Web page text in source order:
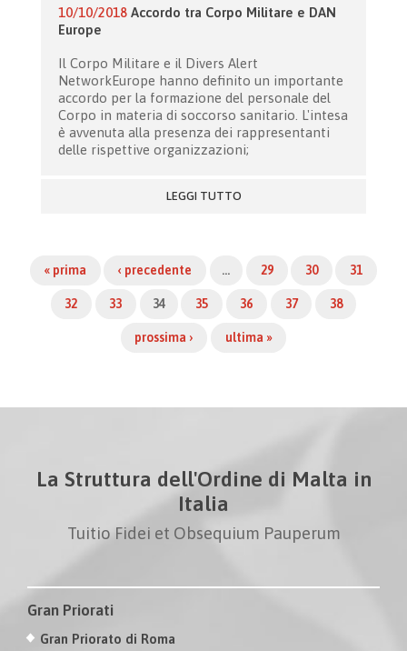
10/10/2018 Accordo tra Corpo Militare e DAN
Europe
Il Corpo Militare e il Divers Alert
NetworkEurope hanno definito un importante
accordo per la formazione del personale del
Corpo in materia di soccorso sanitario. L'intesa
è avvenuta alla presenza dei rappresentanti
delle rispettive organizzazioni;
LEGGI TUTTO
« prima ‹ precedente … 29 30 31
32 33 34 35 36 37 38
prossima › ultima »
La Struttura dell'Ordine di Malta in
Italia
Tuitio Fidei et Obsequium Pauperum
Gran Priorati
Gran Priorato di Roma